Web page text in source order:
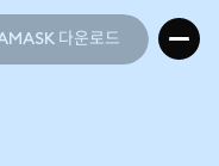
다운로드